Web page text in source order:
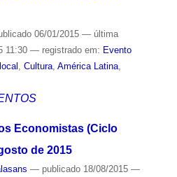
06/01/2015 — última
11:30 — registrado em: Evento
, Cultura, América Latina,
Economistas (Ciclo
de 2015
— publicado18/08/2015 —